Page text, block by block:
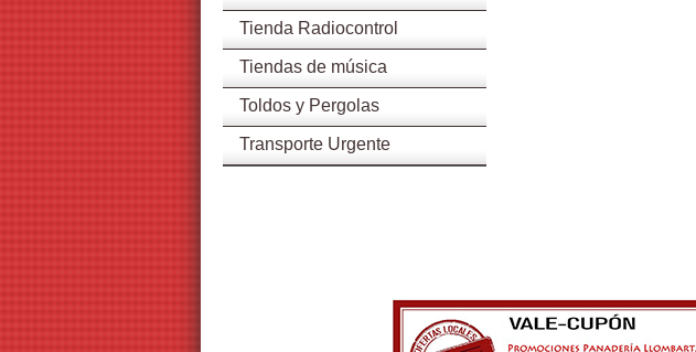
Tienda Radiocontrol
Tiendas de música
Toldos y Pergolas
Transporte Urgente